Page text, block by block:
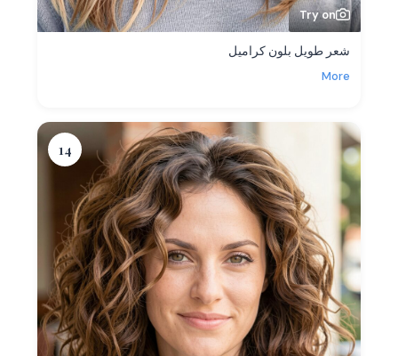
Try on
شعر طويل بلون كراميل
More
14